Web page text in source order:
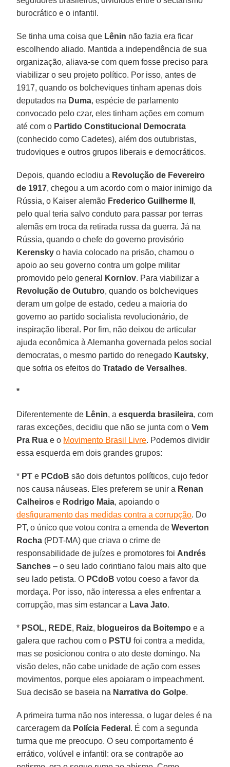
burocrático e o infantil.
Se tinha uma coisa que Lênin não fazia era ficar
escolhendo aliado. Mantida a independência de sua
organização, aliava-se com quem fosse preciso para
viabilizar o seu projeto político. Por isso, antes de
1917, quando os bolcheviques tinham apenas dois
deputados na Duma, espécie de parlamento
convocado pelo czar, eles tinham ações em comum
até com o Partido Constitucional Democrata
(conhecido como Cadetes), além dos outubristas,
trudoviques e outros grupos liberais e democráticos.
Depois, quando eclodiu a Revolução de Fevereiro
de 1917, chegou a um acordo com o maior inimigo da
Rússia, o Kaiser alemão Frederico Guilherme II ,
pelo qual teria salvo conduto para passar por terras
alemãs em troca da retirada russa da guerra. Já na
Rússia, quando o chefe do governo provisório
Kerensky o havia colocado na prisão, chamou o
apoio ao seu governo contra um golpe militar
promovido pelo general
Kornlov. Para viabilizar a
Revolução de Outubro, quando os bolcheviques
deram um golpe de estado, cedeu a maioria do
governo ao partido socialista revolucionário, de
inspiração liberal. Por fim, não deixou de articular
ajuda econômica à Alemanha governada pelos social
democratas, o mesmo partido do renegado Kautsky,
que sofria os efeitos doTratado de Versalhes.
*
Diferentemente de Lênin, aesquerda brasileira, com
raras exceções, decidiu que não se junta com oVem
Pra Rua e o Movimento Brasil Livre. Podemos dividir
essa esquerda em dois grandes grupos:
* PT e PCdoB são dois defuntos políticos, cujo fedor
nos causa náuseas. Eles preferem se unir a Renan
Calheiros e Rodrigo Maia, apoiando o
desfiguramento das medidas contra a corrupção. Do
PT, o único que votou contra a emenda deWeverton
Rocha (PDT-MA) que criava o crime de
responsabilidade de juízes e promotores foi Andrés
Sanches – o seu lado corintiano falou mais alto que
seu lado petista. O PCdoB votou coeso a favor da
mordaça. Por isso, não interessa a eles enfrentar a
corrupção, mas sim estancar a Lava Jato.
* PSOL, REDE, Raiz, blogueiros da Boitempo e a
galera que rachou com o PSTU foi contra a medida,
mas se posicionou contra o ato deste domingo. Na
visão deles, não cabe unidade de ação com esses
movimentos, porque eles apoiaram o impeachment.
Sua decisão se baseia na Narrativa do Golpe.
A primeira turma não nos interessa, o lugar deles é na
carceragem da Polícia Federal . É com a segunda
turma que me preocupo. O seu comportamento é
errático, volúvel e infantil: ora se contrapõe ao